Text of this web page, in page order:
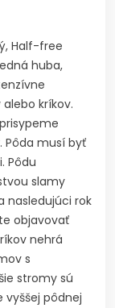
Half-free
huba,
kríkov.
Pôda musí byť
Pôdu
slamy
nasledujúci rok
objavovať
nehrá
s
stromy sú
vyššej pôdnej